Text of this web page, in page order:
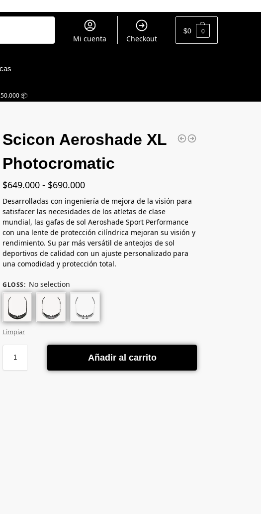
Mi cuenta Checkout
$0 0
📦
Scicon Aeroshade XL
Photocromatic
$649.000 - $690.000
Desarrolladas con ingeniería de mejora de la visión para
satisfacer las necesidades de los atletas de clase
mundial, las gafas de sol Aeroshade Sport Performance
con una lente de protección cilíndrica mejoran su visión y
rendimiento. Su par más versátil de anteojos de sol
deportivos de calidad con un ajuste personalizado para
una comodidad y protección total.
GLOSS: No selection
Limpiar
Añadir al carrito